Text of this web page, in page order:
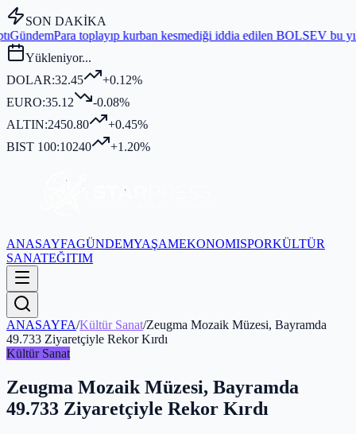
SON DAKİKA
kurban kesmediği iddia edilen BOLSEV bu yıl bağış toplamadı
Yükleniyor...
DOLAR:32.45
+0.12%
EURO:35.12
-0.08%
ALTIN:2450.80
+0.45%
BIST 100:10240 +1.20%
ANASAYFAGÜNDEMYAŞAMEKONOMISPORKÜLTÜR
SANATEĞITIM
ANASAYFA/Kültür Sanat/Zeugma Mozaik Müzesi, Bayramda
49.733 Ziyaretçiyle Rekor Kırdı
Kültür Sanat
Zeugma Mozaik Müzesi, Bayramda
49.733 Ziyaretçiyle Rekor Kırdı